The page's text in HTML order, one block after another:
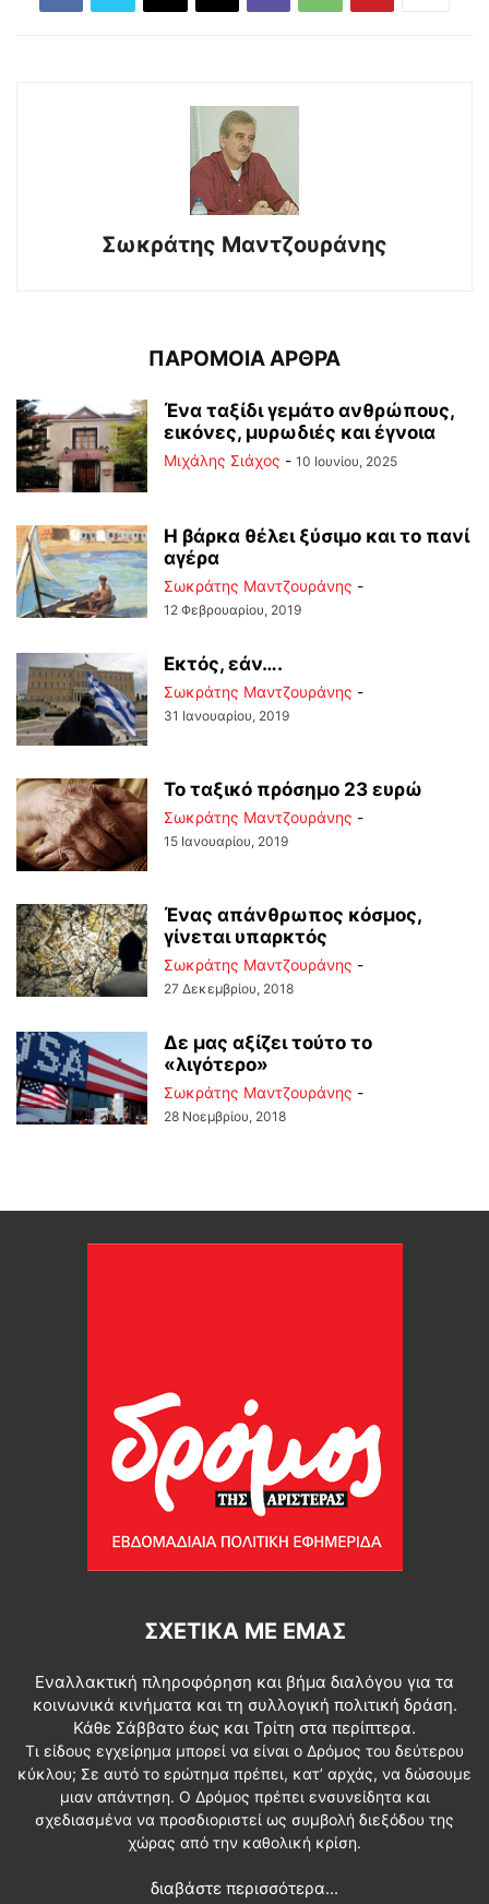
Σωκράτης Μαντζουράνης
ΠΑΡΟΜΟΙΑ ΑΡΘΡΑ
Ένα ταξίδι γεμάτο ανθρώπους,
εικόνες, μυρωδιές και έγνοια
Μιχάλης Σιάχος - 10 Ιουνίου, 2025
Η βάρκα θέλει ξύσιμο και το πανί
αγέρα
Σωκράτης Μαντζουράνης -
12 Φεβρουαρίου, 2019
Εκτός, εάν….
Σωκράτης Μαντζουράνης -
31 Ιανουαρίου, 2019
Το ταξικό πρόσημο 23 ευρώ
Σωκράτης Μαντζουράνης -
15 Ιανουαρίου, 2019
Ένας απάνθρωπος κόσμος,
γίνεται υπαρκτός
Σωκράτης Μαντζουράνης -
27 Δεκεμβρίου, 2018
Δε μας αξίζει τούτο το
«λιγότερο»
Σωκράτης Μαντζουράνης -
28 Νοεμβρίου, 2018
ΣΧΕΤΙΚΆ ΜΕ ΕΜΆΣ
Εναλλακτική πληροφόρηση και βήμα διαλόγου για τα
κοινωνικά κινήματα και τη συλλογική πολιτική δράση.
Κάθε Σάββατο έως και Τρίτη στα περίπτερα.
Τι είδους εγχείρημα μπορεί να είναι ο Δρόμος του δεύτερου
κύκλου; Σε αυτό το ερώτημα πρέπει, κατ’ αρχάς, να δώσουμε
μιαν απάντηση. Ο Δρόμος πρέπει ενσυνείδητα και
σχεδιασμένα να προσδιοριστεί ως συμβολή διεξόδου της
χώρας από την καθολική κρίση.
διαβάστε περισσότερα...